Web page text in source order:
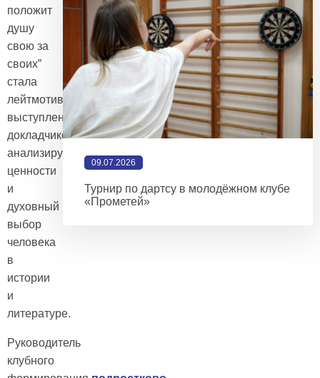
положит
душу
свою за
своих”
стала
лейтмотивом
выступлений
докладчиков,
анализирующих нравственные
ценности
и
духовный
выбор
человека
в
истории
и
литературе.
Руководитель
клубного
09.07.2026
Турнир по дартсу в молодёжном клубе
«Прометей»